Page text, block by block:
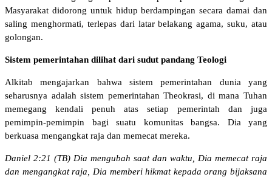
Masyarakat didorong untuk hidup berdampingan secara damai dan
saling menghormati, terlepas dari latar belakang agama, suku, atau
golongan.
Sistem pemerintahan dilihat dari sudut pandang Teologi
Alkitab mengajarkan bahwa sistem pemerintahan dunia yang
seharusnya adalah sistem pemerintahan Theokrasi, di mana Tuhan
memegang kendali penuh atas setiap pemerintah dan juga
pemimpin-pemimpin bagi suatu komunitas bangsa. Dia yang
berkuasa mengangkat raja dan memecat mereka.
Daniel 2:21 (TB) Dia mengubah saat dan waktu, Dia memecat raja
dan mengangkat raja, Dia memberi hikmat kepada orang bijaksana